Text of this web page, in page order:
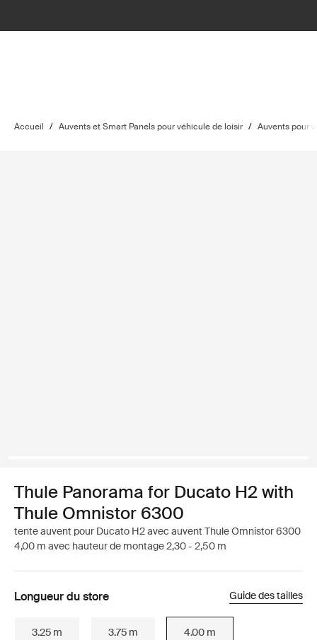
Accueil / Auvents et Smart Panels pour véhicule de loisir / Auvents pour
Thule Panorama for Ducato H2 with
Thule Omnistor 6300
tente auvent pour Ducato H2 avec auvent Thule Omnistor 6300
4,00 m avec hauteur de montage 2,30 - 2,50 m
Longueur du store Guide des tailles
3.25 m 3.75 m 4.00 m